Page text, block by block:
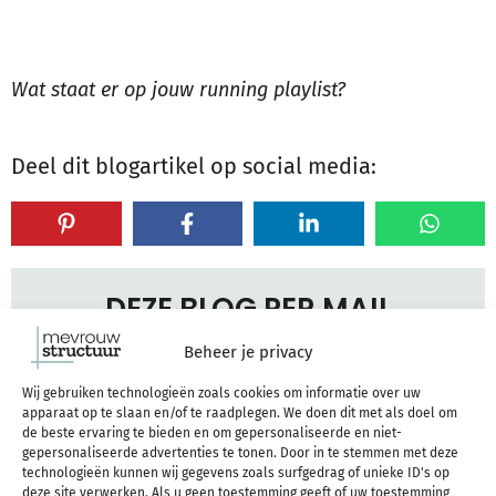
Beheer je privacy
Wij gebruiken technologieën zoals cookies om informatie over uw
apparaat op te slaan en/of te raadplegen. We doen dit met als doel om
de beste ervaring te bieden en om gepersonaliseerde en niet-
gepersonaliseerde advertenties te tonen. Door in te stemmen met deze
technologieën kunnen wij gegevens zoals surfgedrag of unieke ID's op
deze site verwerken. Als u geen toestemming geeft of uw toestemming
Wat staat er op jouw running playlist?
Deel dit blogartikel op social media:
DEZE BLOG PER MAIL
ONTVANGEN?
Meld je aan voor mijn e-mails met structuur
inspiratie, tips en aanbiedingen, en ik mail je
als bedankje heel handig een linkje naar deze